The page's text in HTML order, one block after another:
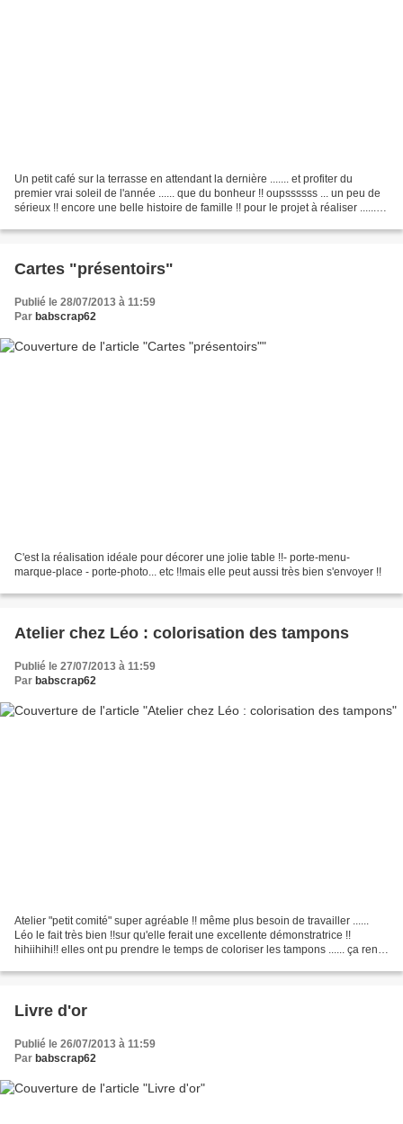
Un petit café sur la terrasse en attendant la dernière ....... et profiter du
premier vrai soleil de l'année ...... que du bonheur !! oupssssss ... un peu de
sérieux !! encore une belle histoire de famille !! pour le projet à réaliser ...... il
Cartes "présentoirs"
Publié le 28/07/2013 à 11:59
Par babscrap62
C'est la réalisation idéale pour décorer une jolie table !!- porte-menu-
marque-place - porte-photo... etc !!mais elle peut aussi très bien s'envoyer !!
Atelier chez Léo : colorisation des tampons
Publié le 27/07/2013 à 11:59
Par babscrap62
Atelier "petit comité" super agréable !! même plus besoin de travailler ......
Léo le fait très bien !!sur qu'elle ferait une excellente démonstratrice !!
hihiihihi!! elles ont pu prendre le temps de coloriser les tampons ...... ça rend
Livre d'or
Publié le 26/07/2013 à 11:59
Par babscrap62